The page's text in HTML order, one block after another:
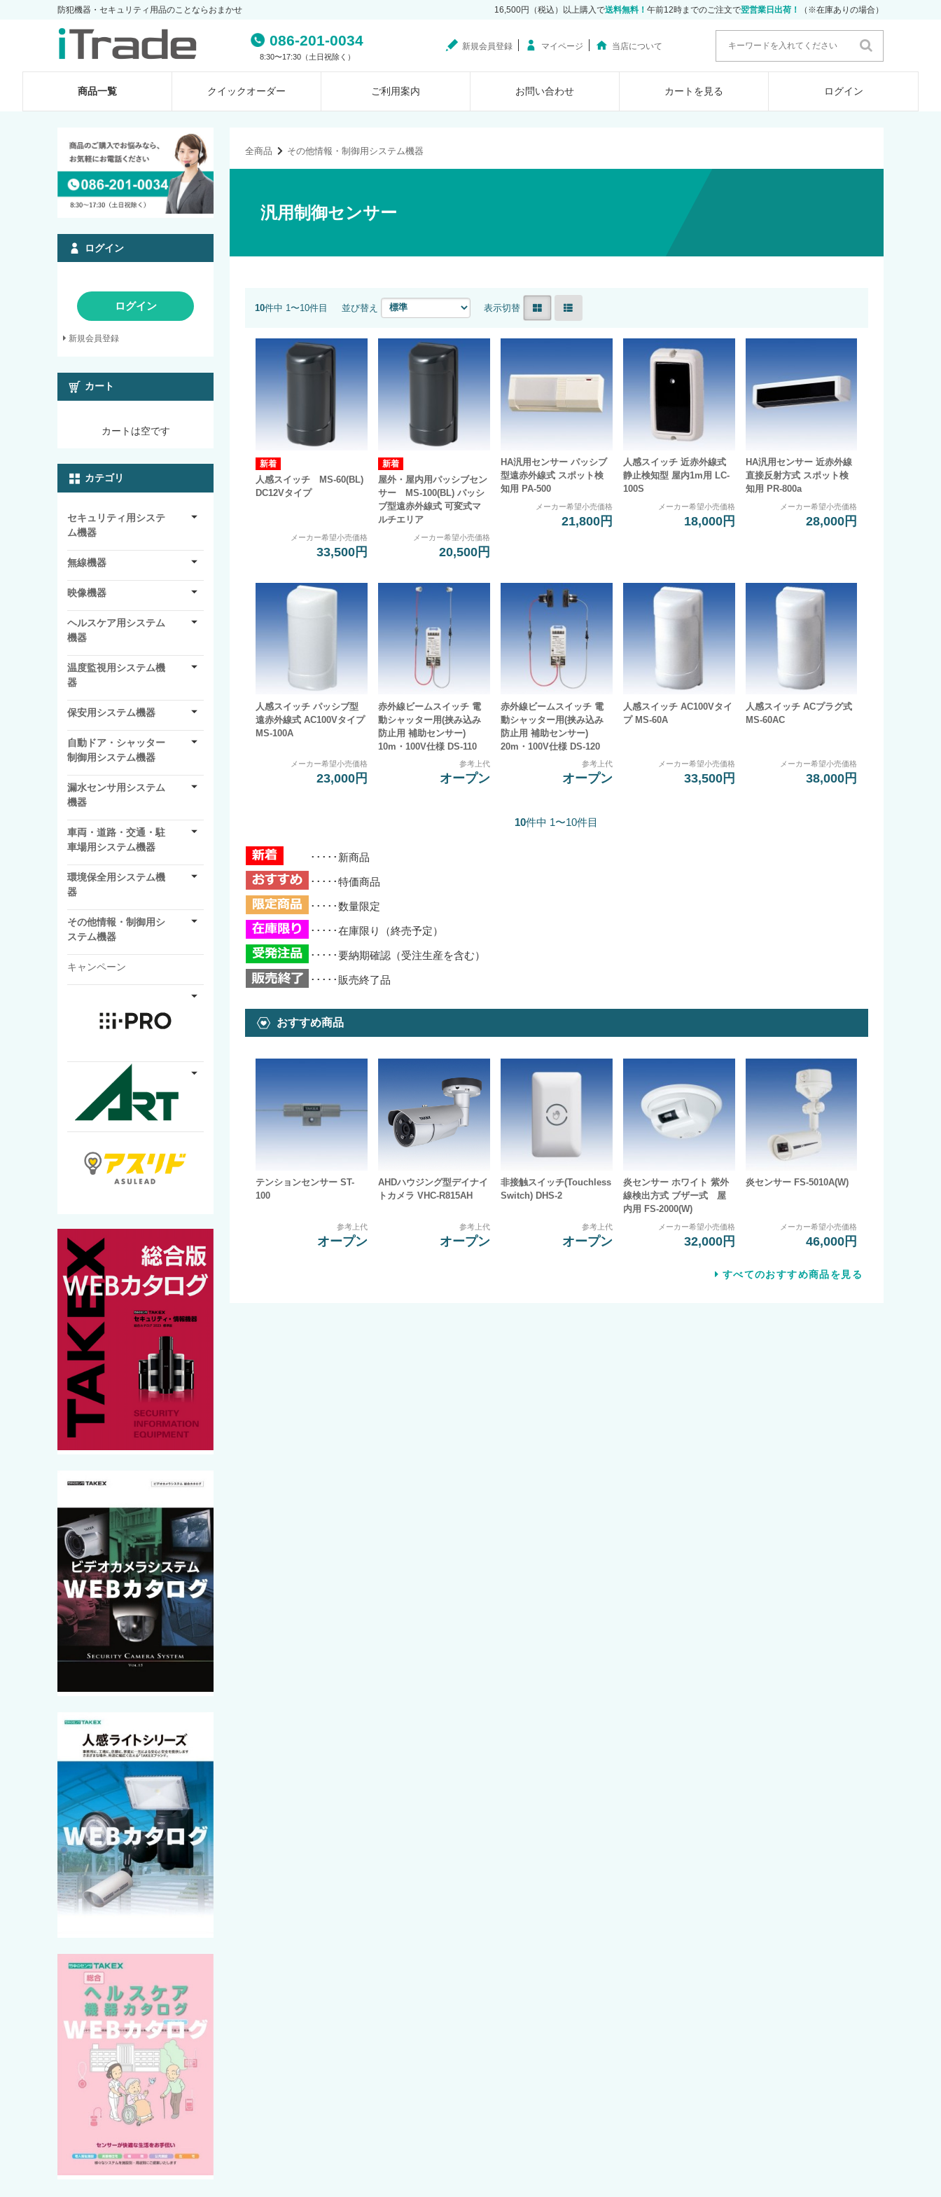
防犯機器・セキュリティ用品のことならおまかせ 16,500円（税込）以上購入で送料無料！ 午前12時までのご注文で翌営業日出荷！ （※在庫ありの場合）
086-201-0034
8:30〜17:30（土日祝除く）
新規会員登録 マイページ 当店について
商品一覧 クイックオーダー ご利用案内 お問い合わせ カートを見る ログイン
全商品 その他情報・制御用システム機器
汎用制御センサー
10件中 1〜10件目 並び替え 表示切替
人感スイッチ MS-60(BL)
DC12Vタイプ
メーカー希望小売価格
33,500円
屋外・屋内用パッシブセン
サー MS-100(BL) パッシ
ブ型遠赤外線式 可変式マ
ルチエリア
メーカー希望小売価格
20,500円
HA汎用センサー パッシブ
型遠赤外線式 スポット検
知用 PA-500
メーカー希望小売価格
21,800円
人感スイッチ 近赤外線式
静止検知型 屋内1m用 LC-
100S
メーカー希望小売価格
18,000円
HA汎用センサー 近赤外線
直接反射方式 スポット検
知用 PR-800a
メーカー希望小売価格
28,000円
人感スイッチ パッシブ型
遠赤外線式 AC100Vタイプ
MS-100A
メーカー希望小売価格
23,000円
赤外線ビームスイッチ 電
動シャッター用(挟み込み
防止用 補助センサー)
10m・100V仕様 DS-110
参考上代
オープン
赤外線ビームスイッチ 電
動シャッター用(挟み込み
防止用 補助センサー)
20m・100V仕様 DS-120
参考上代
オープン
人感スイッチ AC100Vタイ
プ MS-60A
メーカー希望小売価格
33,500円
人感スイッチ ACプラグ式
MS-60AC
メーカー希望小売価格
38,000円
10件中 1〜10件目
･････新商品
･････特価商品
･････数量限定
･････在庫限り（終売予定）
･････要納期確認（受注生産を含む）
･････販売終了品
おすすめ商品
テンションセンサー ST-
100
参考上代
オープン
AHDハウジング型デイナイ
トカメラ VHC-R815AH
参考上代
オープン
非接触スイッチ(Touchless
Switch) DHS-2
参考上代
オープン
炎センサー ホワイト 紫外
線検出方式 ブザー式 屋
内用 FS-2000(W)
メーカー希望小売価格
32,000円
炎センサー FS-5010A(W)
メーカー希望小売価格
46,000円
すべてのおすすめ商品を見る
ログイン
ログイン
新規会員登録
カート
カートは空です
カテゴリ
セキュリティ用システ
ム機器
無線機器
映像機器
ヘルスケア用システム
機器
温度監視用システム機
器
保安用システム機器
自動ドア・シャッター
制御用システム機器
漏水センサ用システム
機器
車両・道路・交通・駐
車場用システム機器
環境保全用システム機
器
その他情報・制御用シ
ステム機器
キャンペーン